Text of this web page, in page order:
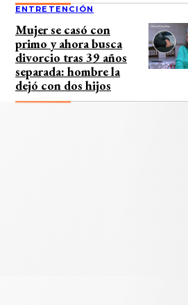
ENTRETENCIÓN
Mujer se casó con
primo y ahora busca
divorcio tras 39 años
separada: hombre la
dejó con dos hijos